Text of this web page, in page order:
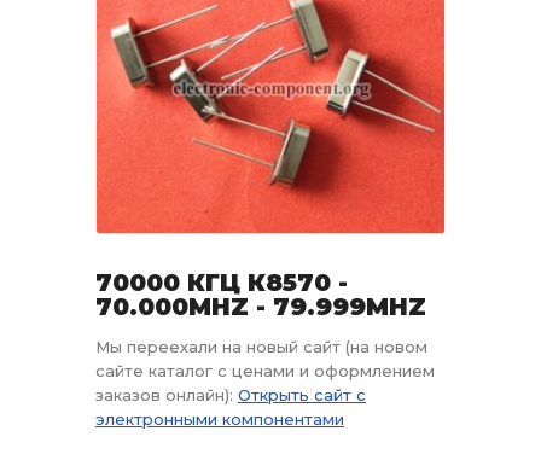
70000 КГЦ К8570 -
70.000MHZ - 79.999MHZ
Мы переехали на новый сайт (на новом
сайте каталог с ценами и оформлением
заказов онлайн): Открыть сайт с
электронными компонентами